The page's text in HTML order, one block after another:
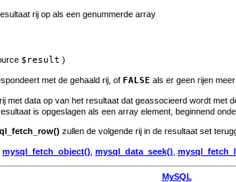
rij op als een genummerde array
$result )
met de gehaald rij, of FALSE als er geen rijen meer
met data op van het resultaat dat geassocieerd wordt met
is opgeslagen als een array element, beginnend
zullen de volgende rij in de resultaat set
mysql_fetch_object() mysql_data_seek()
MySQL